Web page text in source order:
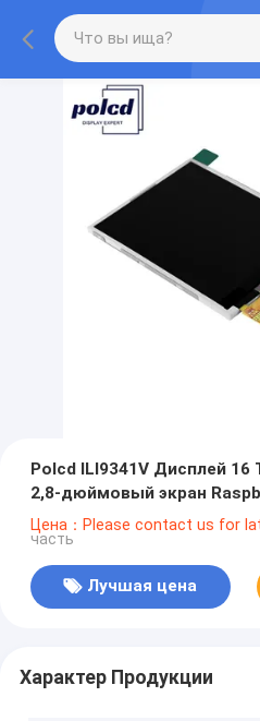
Polcd ILI9341V Дисплей
2,8-дюймовый экран
Цена：Please contact us for
часть
Лучшая цена
Характер Продукции